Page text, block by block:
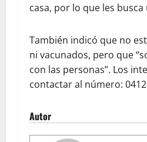
casa, por lo que les
También indicó que no
ni vacunados, pero que
con las personas”. Los
contactar al número:
Autor